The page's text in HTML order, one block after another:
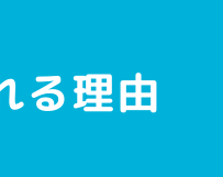
る理由